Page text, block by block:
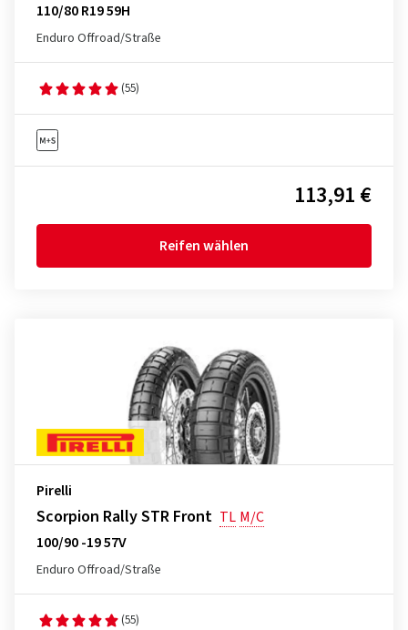
110/80 R19 59H
Enduro Offroad/Straße
(55)
113,91 €
Reifen wählen
Pirelli
Scorpion Rally STR Front TL M/C
100/90 -19 57V
Enduro Offroad/Straße
(55)